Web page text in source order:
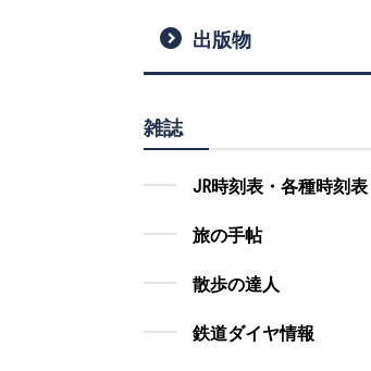
出版物
雑誌
JR時刻表・各種時刻表
旅の手帖
散歩の達人
鉄道ダイヤ情報